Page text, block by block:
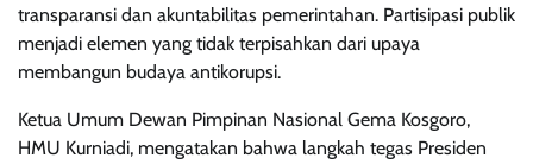
transparansi dan akuntabilitas pemerintahan. Partisipasi publik
menjadi elemen yang tidak terpisahkan dari upaya
membangun budaya antikorupsi.
Ketua Umum Dewan Pimpinan Nasional Gema Kosgoro,
HMU Kurniadi, mengatakan bahwa langkah tegas Presiden